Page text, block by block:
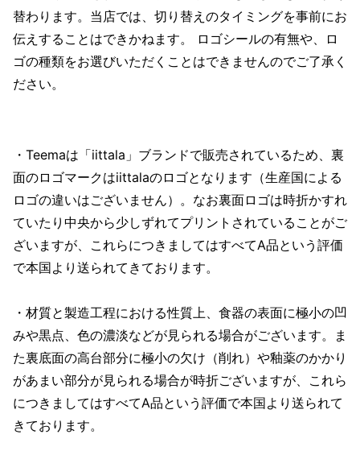
替わります。当店では、切り替えのタイミングを事前にお
伝えすることはできかねます。 ロゴシールの有無や、ロ
ゴの種類をお選びいただくことはできませんのでご了承く
ださい。
・Teemaは「iittala」ブランドで販売されているため、裏
面のロゴマークはiittalaのロゴとなります（生産国による
ロゴの違いはございません）。なお裏面ロゴは時折かすれ
ていたり中央から少しずれてプリントされていることがご
ざいますが、これらにつきましてはすべてA品という評価
で本国より送られてきております。
・材質と製造工程における性質上、食器の表面に極小の凹
みや黒点、色の濃淡などが見られる場合がございます。ま
た裏底面の高台部分に極小の欠け（削れ）や釉薬のかかり
があまい部分が見られる場合が時折ございますが、これら
につきましてはすべてA品という評価で本国より送られて
きております。